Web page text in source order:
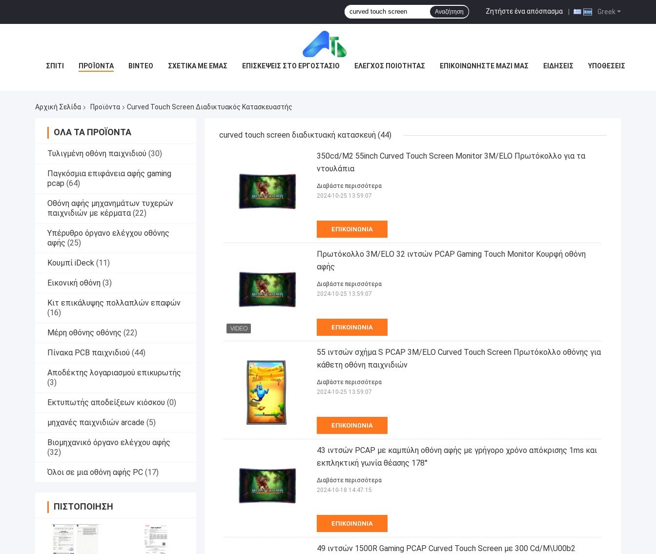
Greek
Ζητήστε ένα απόσπασμα |
Αναζήτηση
ΣΠΊΤΙ ΠΡΟΪΌΝΤΑ ΒΊΝΤΕΟ ΣΧΕΤΙΚΆ ΜΕ ΕΜΆΣ ΕΠΙΣΚΈΨΕΙΣ ΣΤΟ ΕΡΓΟΣΤΆΣΙΟ ΈΛΕΓΧΟΣ ΠΟΙΌΤΗΤΑΣ ΕΠΙΚΟΙΝΩΝΉΣΤΕ ΜΑΖΊ ΜΑΣ ΕΙΔΉΣΕΙΣ ΥΠΟΘΈΣΕΙΣ
Αρχική Σελίδα Προϊόντα Curved Touch Screen Διαδικτυακός Κατασκευαστής
ΌΛΑ ΤΑ ΠΡΟΪΌΝΤΑ
Τυλιγμένη οθόνη παιχνιδιού (30)
Παγκόσμια επιφάνεια αφής gaming
pcap (64)
Οθόνη αφής μηχανημάτων τυχερών
παιχνιδιών με κέρματα (22)
Υπέρυθρο όργανο ελέγχου οθόνης
αφής (25)
Κουμπί iDeck (11)
Εικονική οθόνη (3)
Κιτ επικάλυψης πολλαπλών επαφών
(16)
Μέρη οθόνης οθόνης (22)
Πίνακα PCB παιχνιδιού (44)
Αποδέκτης λογαριασμού επικυρωτής
(3)
Εκτυπωτής αποδείξεων κιόσκου (0)
μηχανές παιχνιδιών arcade (5)
Βιομηχανικό όργανο ελέγχου αφής
(32)
Όλοι σε μια οθόνη αφής PC (17)
ΠΙΣΤΟΠΟΊΗΣΗ
curved touch screen διαδικτυακή κατασκευή (44)
350cd/M2 55inch Curved Touch Screen Monitor 3M/ELO Πρωτόκολλο για τα
ντουλάπια
ΕΠΙΚΟΙΝΩΝΊΑ
Διαβάστε περισσότερα
2024-10-25 13:59:07
Πρωτόκολλο 3M/ELO 32 ιντσών PCAP Gaming Touch Monitor Κουρφή οθόνη
αφής
ΕΠΙΚΟΙΝΩΝΊΑ
Διαβάστε περισσότερα
2024-10-25 13:59:07
55 ιντσών σχήμα S PCAP 3M/ELO Curved Touch Screen Πρωτόκολλο οθόνης για
κάθετη οθόνη παιχνιδιών
ΕΠΙΚΟΙΝΩΝΊΑ
Διαβάστε περισσότερα
2024-10-25 13:59:07
43 ιντσών PCAP με καμπύλη οθόνη αφής με γρήγορο χρόνο απόκρισης 1ms και
εκπληκτική γωνία θέασης 178°
ΕΠΙΚΟΙΝΩΝΊΑ
Διαβάστε περισσότερα
2024-10-18 14:47:15
49 ιντσών 1500R Gaming PCAP Curved Touch Screen με 300 Cd/M\U00b2